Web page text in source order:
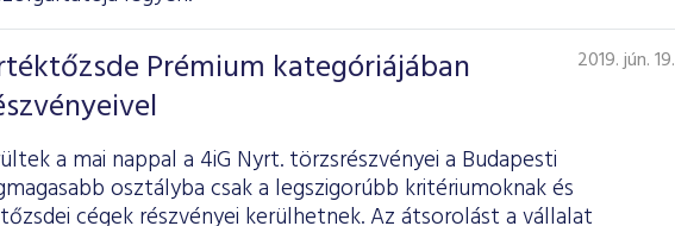
Prémium kategóriájában
2019. jún. 19.
a mai nappal a 4iG Nyrt. törzsrészvényei a Budapesti
osztályba csak a legszigorúbb kritériumoknak és
cégek részvényei kerülhetnek. Az átsorolást a vállalat